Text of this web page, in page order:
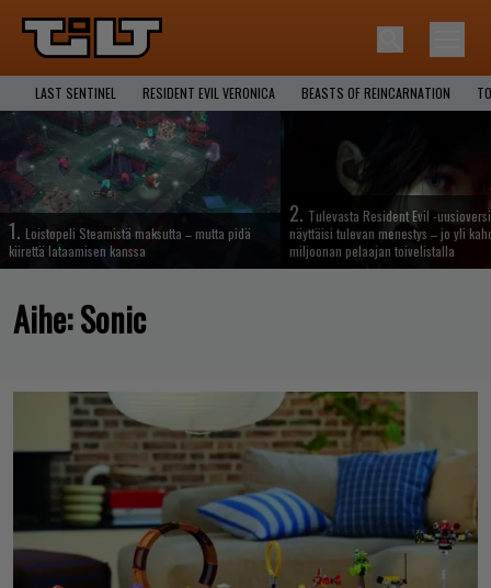
LAST SENTINEL RESIDENT EVIL VERONICA BEASTS OF REINCARNATION
1. Loistopeli Steamistä maksutta – mutta pidä
kiirettä lataamisen kanssa
2. Tulevasta Resident Evil -
näyttäisi tulevan menestys – jo yli
miljoonan pelaajan toivelistalla
Aihe:Sonic